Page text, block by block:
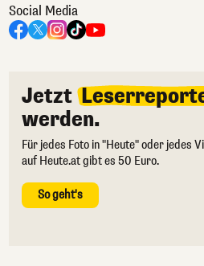
Social Media
Jetzt
werden.
Für jedes Foto in "Heute" oder jedes
auf Heute.at gibt es 50 Euro.
So geht's